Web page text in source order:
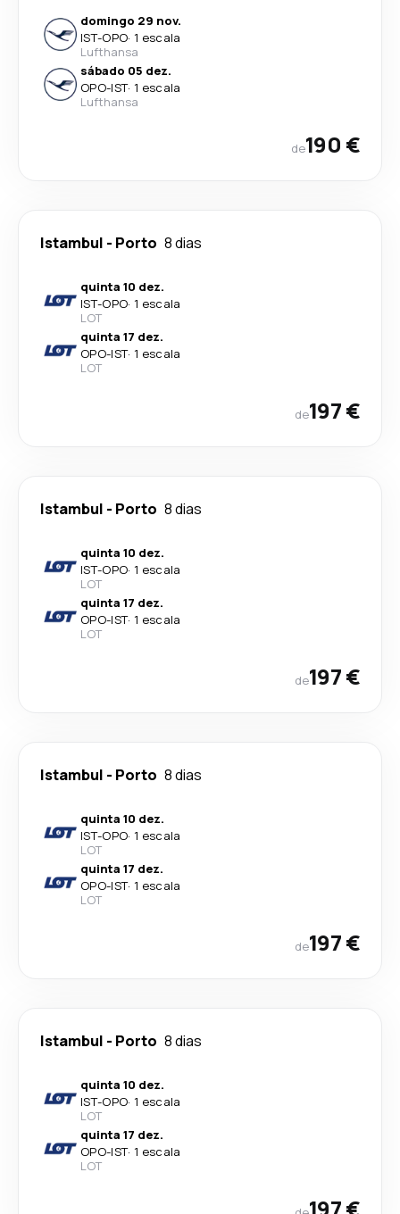
domingo 29 nov.
IST-OPO· 1 escala
Lufthansa
sábado 05 dez.
OPO-IST· 1 escala
Lufthansa
de190 €
Istambul - Porto 8 dias
quinta 10 dez.
IST-OPO· 1 escala
LOT
quinta 17 dez.
OPO-IST· 1 escala
LOT
de197 €
Istambul - Porto 8 dias
quinta 10 dez.
IST-OPO· 1 escala
LOT
quinta 17 dez.
OPO-IST· 1 escala
LOT
de197 €
Istambul - Porto 8 dias
quinta 10 dez.
IST-OPO· 1 escala
LOT
quinta 17 dez.
OPO-IST· 1 escala
LOT
de197 €
Istambul - Porto 8 dias
quinta 10 dez.
IST-OPO· 1 escala
LOT
quinta 17 dez.
OPO-IST· 1 escala
LOT